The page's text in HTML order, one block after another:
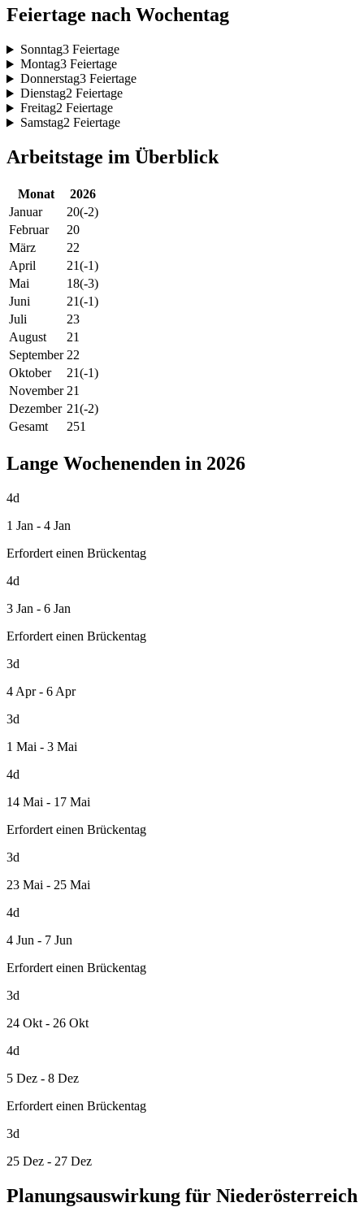
Feiertage nach Wochentag
Sonntag3 Feiertage
Montag3 Feiertage
Donnerstag3 Feiertage
Dienstag2 Feiertage
Freitag2 Feiertage
Samstag2 Feiertage
Arbeitstage im Überblick
Monat
2026
Januar
20(-2)
Februar
20
März
22
April
21(-1)
Mai
18(-3)
Juni
21(-1)
Juli
23
August
21
September 22
Oktober
21(-1)
November 21
Dezember 21(-2)
Gesamt
251
Lange Wochenenden in 2026
4d
1 Jan - 4 Jan
Erfordert einen Brückentag
4d
3 Jan - 6 Jan
Erfordert einen Brückentag
3d
4 Apr - 6 Apr
3d
1 Mai - 3 Mai
4d
14 Mai - 17 Mai
Erfordert einen Brückentag
3d
23 Mai - 25 Mai
4d
4 Jun - 7 Jun
Erfordert einen Brückentag
3d
24 Okt - 26 Okt
4d
5 Dez - 8 Dez
Erfordert einen Brückentag
3d
25 Dez - 27 Dez
Planungsauswirkung für Niederösterreich